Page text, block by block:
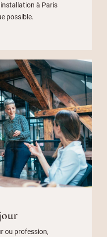
à Paris
possible.
ou profession,